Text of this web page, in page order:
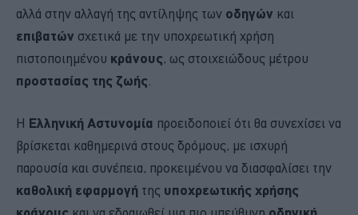
αλλά στην αλλαγή της αντίληψης των οδηγών και
επιβατών σχετικά με την υποχρεωτική χρήση
πιστοποιημένου κράνους, ως στοιχειώδους μέτρου
προστασίας της ζωής
Η Ελληνική Αστυνομία προειδοποιεί ότι θα συνεχίσει να
βρίσκεται καθημερινά στους δρόμους, με ισχυρή
παρουσία και συνέπεια, προκειμένου να διασφαλίσει την
καθολική εφαρμογή της υποχρεωτικής χρήσης